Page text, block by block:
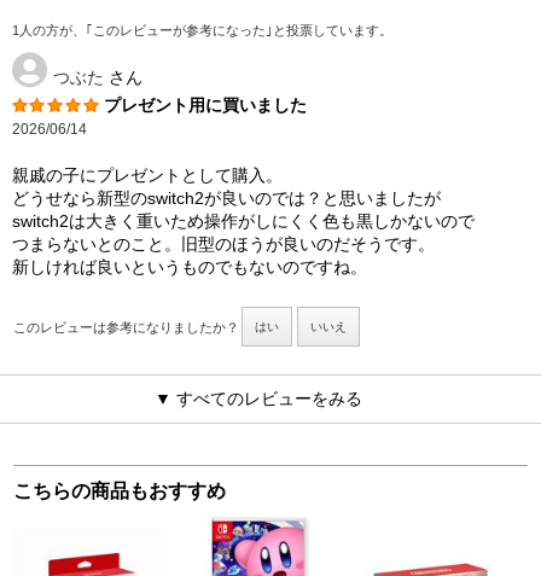
1人の方が、｢このレビューが参考になった｣と投票しています。
つぶた さん
プレゼント用に買いました
2026/06/14
親戚の子にプレゼントとして購入。
どうせなら新型のswitch2が良いのでは？と思いましたが
switch2は大きく重いため操作がしにくく色も黒しかないので
つまらないとのこと。旧型のほうが良いのだそうです。
新しければ良いというものでもないのですね。
このレビューは参考になりましたか？ はい いいえ
▼ すべてのレビューをみる
こちらの商品もおすすめ